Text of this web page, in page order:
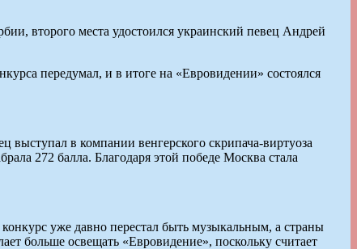
второго места удостоился украинский певец Андрей
передумал, и в итоге на «Евровидении» состоялся
в компании венгерского скрипача-виртуоза
272 балла. Благодаря этой победе Москва стала
уже давно перестал быть музыкальным, а страны
больше освещать «Евровидение», поскольку считает